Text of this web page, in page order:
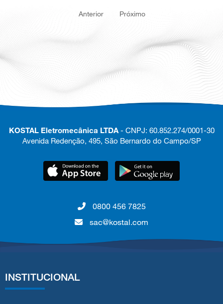
Anterior Próximo
KOSTAL Eletromecânica LTDA- CNPJ: 60.852.274/0001-30
Avenida Redenção, 495, São Bernardo do Campo/SP
0800 456 7825
sac@kostal.com
INSTITUCIONAL